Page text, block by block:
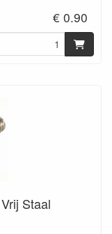
€ 0.90
Staal